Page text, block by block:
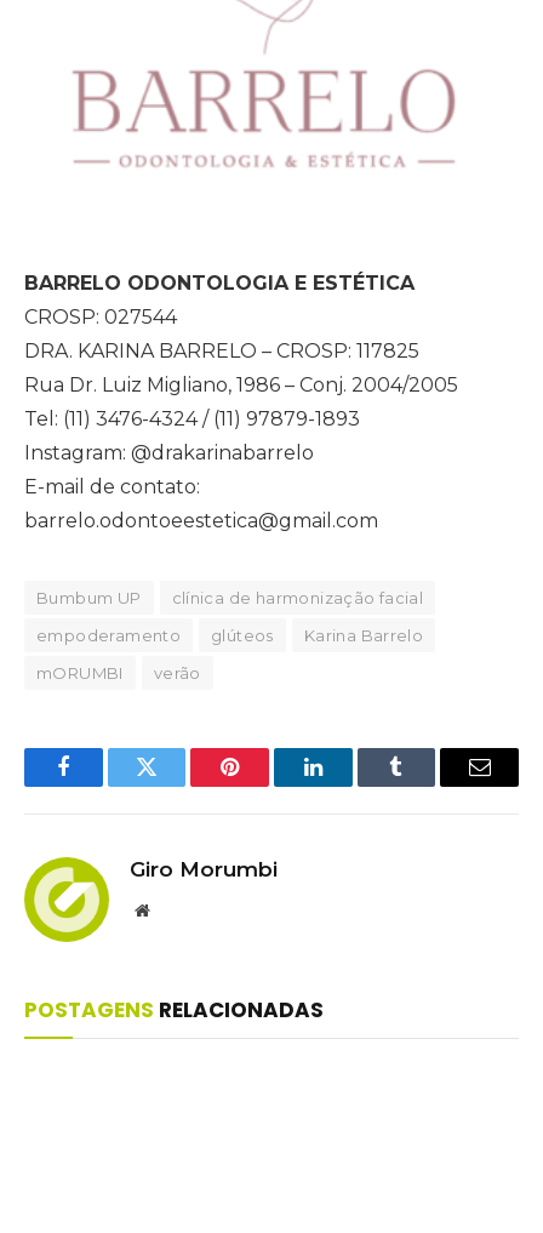
BARRELO ODONTOLOGIA E ESTÉTICA
CROSP: 027544
DRA. KARINA BARRELO – CROSP: 117825
Rua Dr. Luiz Migliano, 1986 – Conj. 2004/2005
Tel: (11) 3476-4324 / (11) 97879-1893
Instagram: @drakarinabarrelo
E-mail de contato:
barrelo.odontoeestetica@gmail.com
Bumbum UP
clínica de harmonização facial
empoderamento
glúteos
Karina Barrelo
mORUMBI
verão
FacebookTwitter Pinterest LinkedInTumblr Email
Giro Morumbi
Website
POSTAGENS RELACIONADAS